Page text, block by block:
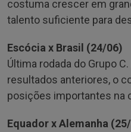
costuma crescer em
talento suficiente para
Escócia x Brasil (24/06)
Última rodada do Grupo
resultados anteriores, o
posições importantes na
Equador x Alemanha